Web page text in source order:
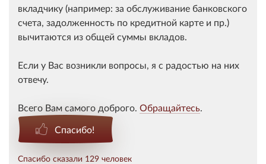
вкладчику (например: за обслуживание банковского
счета, задолженность по кредитной карте и пр.)
вычитаются из общей суммы вкладов.
Если у Вас возникли вопросы, я с радостью на них
отвечу.
Всего Вам самого доброго. Обращайтесь.
Спасибо!
Спасибо сказали 129 человек